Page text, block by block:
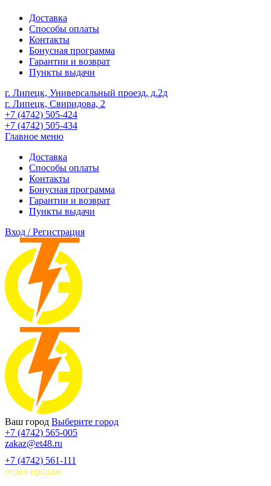
Доставка
Способы оплаты
Контакты
Бонусная программа
Гарантии и возврат
Пункты выдачи
г. Липецк, Универсальный проезд, д.2д
г. Липецк, Свиридова, 2
+7 (4742) 505-424
+7 (4742) 505-434
Главное меню
Доставка
Способы оплаты
Контакты
Бонусная программа
Гарантии и возврат
Пункты выдачи
Вход / Регистрация
Ваш город Выберите город
+7 (4742) 565-005
zakaz@et48.ru
+7 (4742) 561-111
отдел продаж